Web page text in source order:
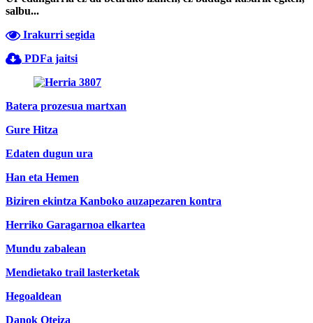
salbu...
Irakurri segida
PDFa jaitsi
Batera prozesua martxan
Gure Hitza
Edaten dugun ura
Han eta Hemen
Biziren ekintza Kanboko auzapezaren kontra
Herriko Garagarnoa elkartea
Mundu zabalean
Mendietako trail lasterketak
Hegoaldean
Danok Oteiza